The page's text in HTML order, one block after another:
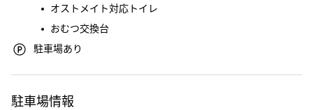
オストメイト対応トイレ
おむつ交換台
駐車場あり
駐車場情報